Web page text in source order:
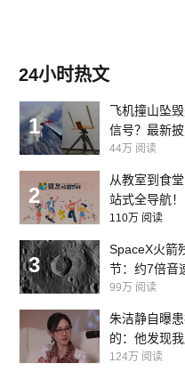
24小时热文
1
飞机撞山坠
信号？最新
44万 阅读
2
从教室到食
站式全导航！
110万 阅读
3
SpaceX火箭
节：约7倍音
99万 阅读
朱洁静自曝
的：他发现
124万 阅读